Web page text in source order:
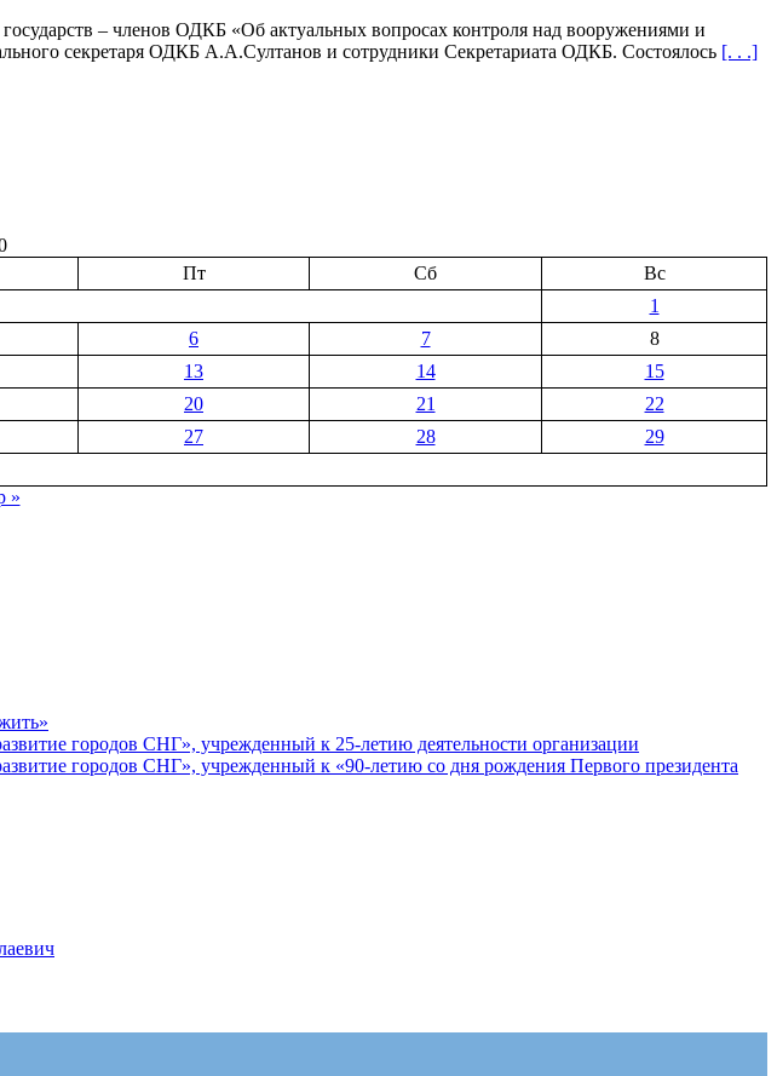
– членов ОДКБ «Об актуальных вопросах контроля над вооружениями и
секретаря ОДКБ А.А.Султанов и сотрудники Секретариата ОДКБ. Состоялось [. . .]
Пт Сб
Вс
1
6 7
8
13 14
15
20 21
22
27 28
29
»
городов СНГ», учрежденный к 25-летию деятельности организации
городов СНГ», учрежденный к «90-летию со дня рождения Первого президента